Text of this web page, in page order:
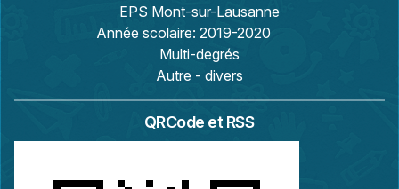
EPS Mont-sur-Lausanne
Année scolaire: 2019-2020
Multi-degrés
Autre - divers
QRCode et RSS